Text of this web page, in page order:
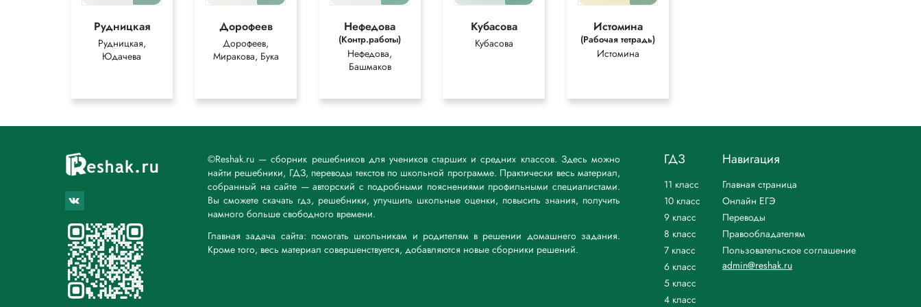
Рудницкая
Рудницкая,
Юдачева
Дорофеев
Дорофеев,
Миракова, Бука
Нефедова
(Контр.работы)
Нефедова,
Башмаков
Кубасова
Кубасова
Истомина
(Рабочая тетрадь)
Истомина
©Reshak.ru — сборник решебников для учеников старших и средних классов. Здесь можно
найти решебники, ГДЗ, переводы текстов по школьной программе. Практически весь материал,
собранный на сайте — авторский с подробными пояснениями профильными специалистами.
Вы сможете скачать гдз, решебники, улучшить школьные оценки, повысить знания, получить
намного больше свободного времени.
Главная задача сайта: помогать школьникам и родителям в решении домашнего задания.
Кроме того, весь материал совершенствуется, добавляются новые сборники решений.
ГДЗ
11 класс
10 класс
9 класс
8 класс
7 класс
6 класс
5 класс
4 класс
Навигация
Главная страница
Онлайн ЕГЭ
Переводы
Правообладателям
Пользовательское соглашение
admin@reshak.ru